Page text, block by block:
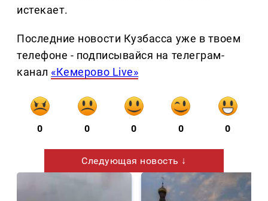
истекает.
Последние новости Кузбасса уже в твоем
телефоне - подписывайся на телеграм-
канал «Кемерово Live»
0 0 0 0 0
Следующая новость ↓